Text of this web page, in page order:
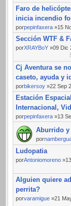
Faro de
inicia incendio
porpepinfaxera »15
Sección WTF &
porXRAYBoY »09 Dic
Cj Aventura se
caseto, ayuda y
porbikersoy »22 Sep
Estación Espacial
Internacional,
porpepinfaxera »13
Aburrido
por
Ludopatia
porAntoniomoreno
Alguien quiere
perrita?
porvaramigue »21